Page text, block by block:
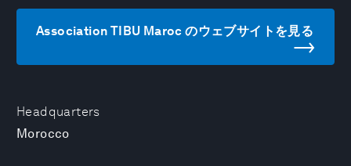
Headquarters
Morocco
Association TIBU Maroc のウェブサイトを見る